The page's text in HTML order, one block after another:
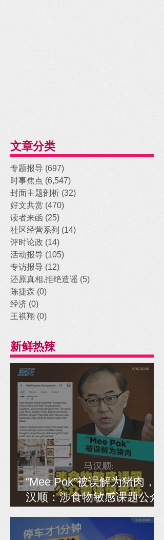
文章分类
专题报导 (697)
时事焦点 (6,547)
封面主题剖析 (32)
好文共赏 (470)
读者来函 (25)
社区经营系列 (14)
评时论政 (14)
活动报导 (105)
专访报导 (12)
还原真相,拒绝造谣 (5)
陈捷森 (0)
经济 (0)
王祺翔 (0)
新鲜热辣
“Mee Pok”被误解为猪肉，马
汉顺：涉食物敏感课题公众